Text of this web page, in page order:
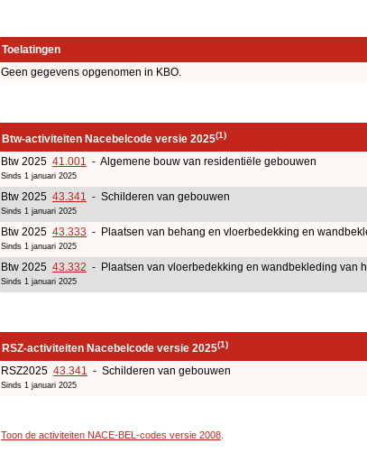
Toelatingen
Geen gegevens opgenomen in KBO.
Btw-activiteiten Nacebelcode versie 2025(1)
Btw 2025 41.001 - Algemene bouw van residentiële gebouwen
Sinds 1 januari 2025
Btw 2025 43.341 - Schilderen van gebouwen
Sinds 1 januari 2025
Btw 2025 43.333 - Plaatsen van behang en vloerbedekking en
Sinds 1 januari 2025
Btw 2025 43.332 - Plaatsen van vloerbedekking en wandbekleding van
Sinds 1 januari 2025
RSZ-activiteiten Nacebelcode versie 2025(1)
RSZ2025 43.341 - Schilderen van gebouwen
Sinds 1 januari 2025
Toon de activiteiten NACE-BEL-codes versie 2008